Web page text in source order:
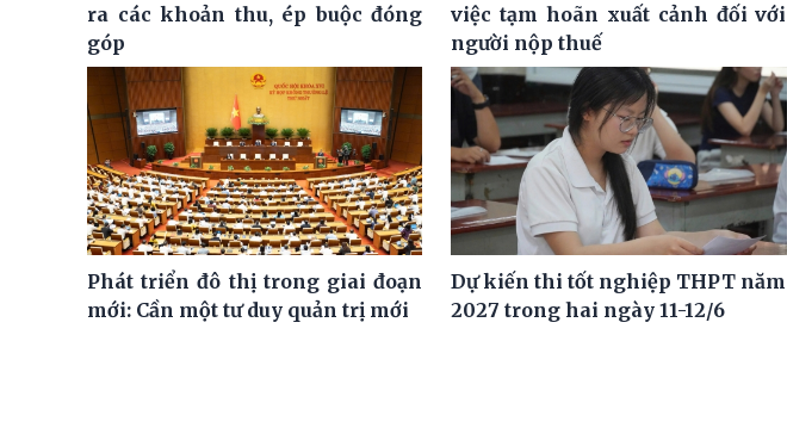
ra các khoản thu, ép buộc đóng
góp
việc tạm hoãn xuất cảnh đối với
người nộp thuế
Phát triển đô thị trong giai đoạn
mới: Cần một tư duy quản trị mới
Dự kiến thi tốt nghiệp THPT năm
2027 trong hai ngày 11-12/6